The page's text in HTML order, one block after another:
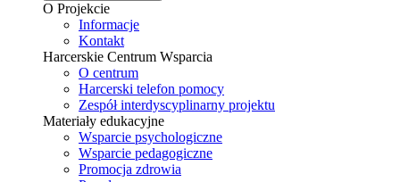
O Projekcie
Informacje
Kontakt
Harcerskie Centrum Wsparcia
O centrum
Harcerski telefon pomocy
Zespół interdyscyplinarny projektu
Materiały edukacyjne
Wsparcie psychologiczne
Wsparcie pedagogiczne
Promocja zdrowia